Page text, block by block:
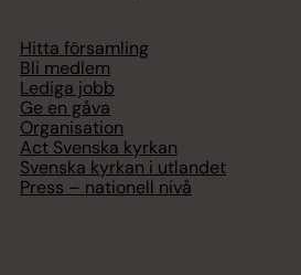
Hitta församling
Bli medlem
Lediga jobb
Ge en gåva
Organisation
Act Svenska kyrkan
Svenska kyrkan i utlandet
Press – nationell nivå